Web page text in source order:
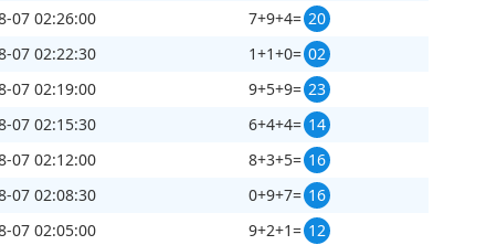
07 02:26:00 7+9+4= 20
07 02:22:30 1+1+0= 02
07 02:19:00 9+5+9= 23
07 02:15:30 6+4+4= 14
07 02:12:00 8+3+5= 16
07 02:08:30 0+9+7= 16
07 02:05:00 9+2+1= 12